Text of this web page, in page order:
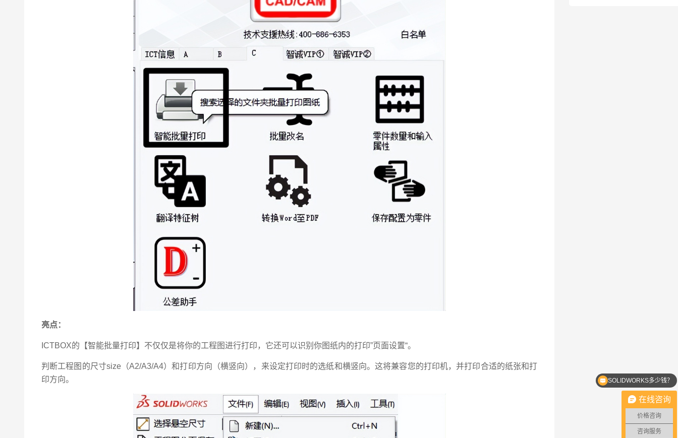
亮点：
ICTBOX的【智能批量打印】不仅仅是将你的工程图进行打印，它还可以识别你图纸内的打印”页面设置“。
判断工程图的尺寸size（A2/A3/A4）和打印方向（横竖向），来设定打印时的选纸和横竖向。这将兼容您的打印机，并打印合适的纸张和打
印方向。
在线咨询
价格咨询
咨询服务
SOLIDWORKS优惠价格